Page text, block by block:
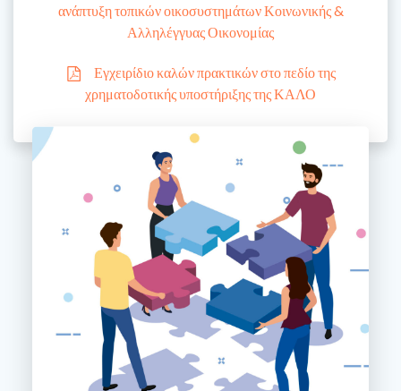
ανάπτυξη τοπικών οικοσυστημάτων Κοινωνικής &
Αλληλέγγυας Οικονομίας
Εγχειρίδιο καλών πρακτικών στο πεδίο της
χρηματοδοτικής υποστήριξης της ΚΑΛΟ